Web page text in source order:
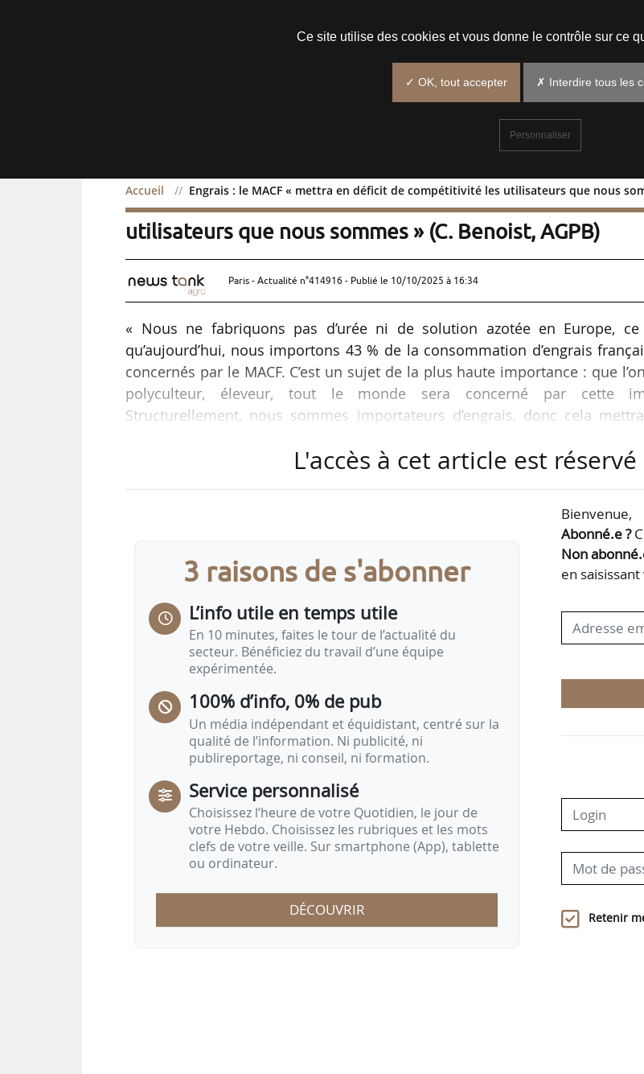
Accueil Engrais : le MACF « mettra en déficit de compétitivité les utilisateurs que nous
Engrais : le MACF « mettra en déficit de compétitivité
utilisateurs que nous sommes » (C. Benoist, AGPB)
Paris - Actualité n°414916 - Publié le 10/10/2025 à 16:34
« Nous ne fabriquons pas d’urée ni de solution azotée en Europe,
qu’aujourd’hui, nous importons 43 % de la consommation d’engrais
concernés par le MACF. C’est un sujet de la plus haute importance : que
polyculteur, éleveur, tout le monde sera concerné par cette
Structurellement, nous sommes importateurs d’engrais, donc cela
général adjoint de l’AGPB, président du groupe de travail Céréales du
Le MACF est un dispositif douanier mis en place par l’UE à compter du
L'accès à cet article est
3 raisons de s'abonner
L’info utile en temps utile
En 10 minutes, faites le tour de l’actualité du
secteur. Bénéficiez du travail d’une équipe
expérimentée.
100% d’info, 0% de pub
Un média indépendant et équidistant, centré sur la
qualité de l’information. Ni publicité, ni
publireportage, ni conseil, ni formation.
Service personnalisé
Choisissez l‘heure de votre Quotidien, le jour de
votre Hebdo. Choisissez les rubriques et les mots
clefs de votre veille. Sur smartphone (App), tablette
ou ordinateur.
DÉCOUVRIR
Bienvenue,
Abonné.e ?
Non
en
Retenir
Ce site utilise des cookies et vous donne le contrôle sur ce
✓ OK, tout accepter ✗ Interdire tous les
Personnaliser